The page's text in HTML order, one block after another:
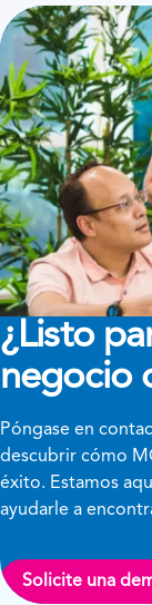
¿Listo
negocio
Póngase en
descubrir cómo
éxito. Estamos
ayudarle a
Solicite una